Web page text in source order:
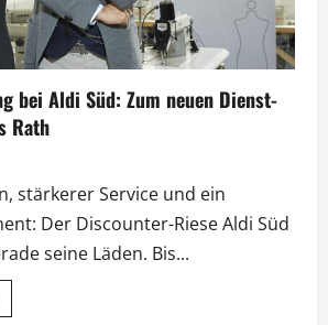
bei Aldi Süd: Zum neuen Dienst-
Rath
stärkerer Service und ein
Der Discounter-Riese Aldi Süd
seine Läden. Bis...